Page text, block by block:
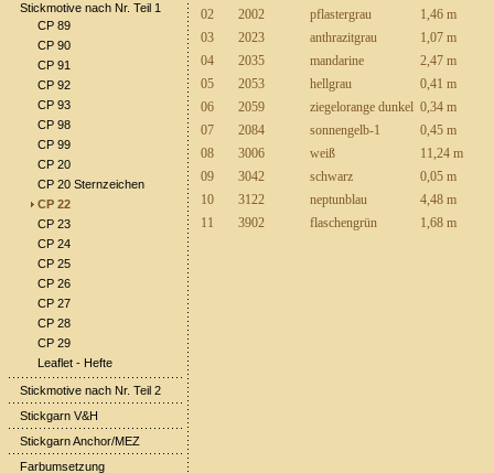
Stickmotive nach Nr. Teil 1
CP 89
CP 90
CP 91
CP 92
CP 93
CP 98
CP 99
CP 20
CP 20 Sternzeichen
CP 22
CP 23
CP 24
CP 25
CP 26
CP 27
CP 28
CP 29
Leaflet - Hefte
Stickmotive nach Nr. Teil 2
Stickgarn V&H
Stickgarn Anchor/MEZ
Farbumsetzung
02
2002 pflastergrau
1,46 m
03
2023 anthrazitgrau
1,07 m
04
2035 mandarine
2,47 m
05
2053 hellgrau
0,41 m
06
2059 ziegelorange dunkel 0,34 m
07
2084 sonnengelb-1
0,45 m
08
3006 weiß
11,24 m
09
3042 schwarz
0,05 m
10
3122 neptunblau
4,48 m
11
3902 flaschengrün 1,68 m